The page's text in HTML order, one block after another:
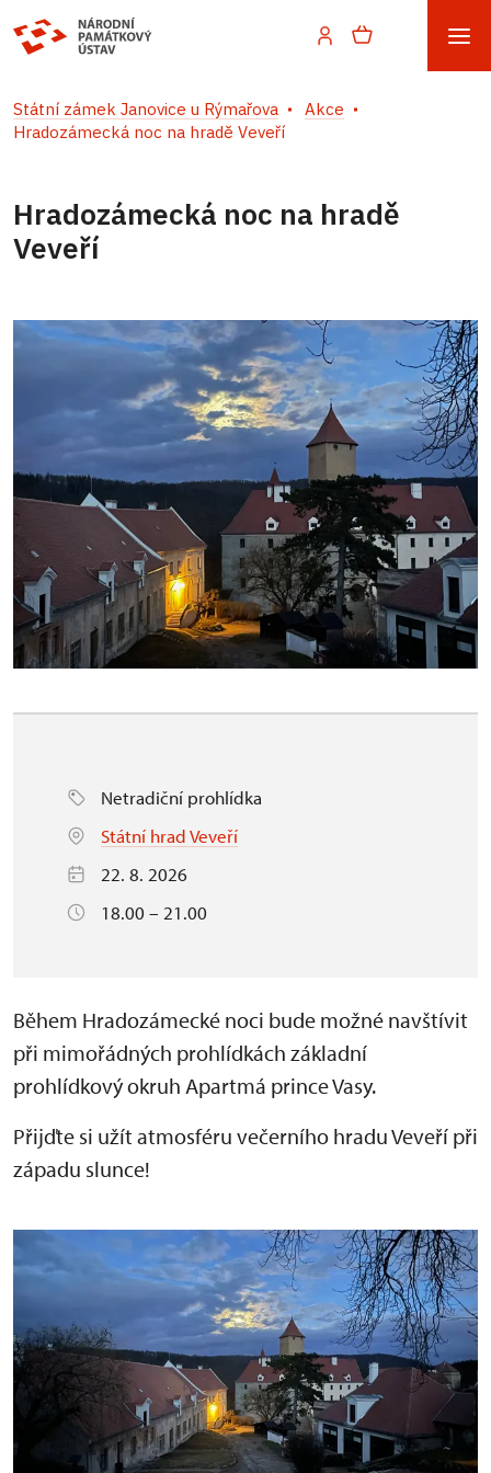
Státní zámek Janovice u Rýmařova
Akce
Hradozámecká noc na hradě Veveří
Hradozámecká noc na hradě
Veveří
Netradiční prohlídka
Státní hrad Veveří
22. 8. 2026
18.00 – 21.00
Během Hradozámecké noci bude možné navštívit
při mimořádných prohlídkách základní
prohlídkový okruh Apartmá prince Vasy.
Přijďte si užít atmosféru večerního hradu Veveří při
západu slunce!